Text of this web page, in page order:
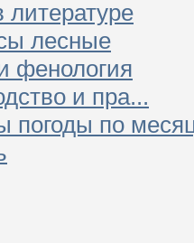
лесные
фенология
и пра...
погоды по